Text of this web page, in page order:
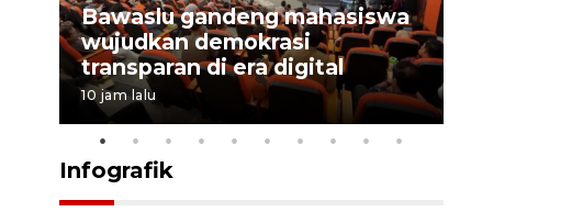
Bawaslu gandeng mahasiswa
wujudkan demokrasi
transparan di era digital
10 jam lalu
Infografik